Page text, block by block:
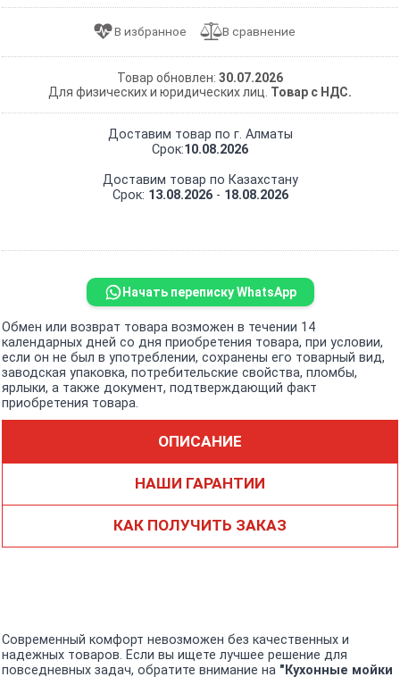
Товар обновлен: 30.07.2026
Для физических и юридических лиц. Товар с НДС.
Доставим товар по г. Алматы
Срок:10.08.2026
Доставим товар по Казахстану
Срок: 13.08.2026- 18.08.2026
Начать переписку WhatsApp
Обмен или возврат товара возможен в течении 14
календарных дней со дня приобретения товара, при условии,
если он не был в употреблении, сохранены его товарный вид,
заводская упаковка, потребительские свойства, пломбы,
ярлыки, а также документ, подтверждающий факт
приобретения товара.
ОПИСАНИЕ
НАШИ ГАРАНТИИ
КАК ПОЛУЧИТЬ ЗАКАЗ
Современный комфорт невозможен без качественных и
надежных товаров. Если вы ищете лучшее решение для
повседневных задач, обратите внимание на "Кухонные мойки